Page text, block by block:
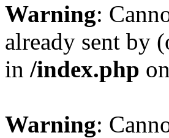
Warning:
already sent by
in /index.php
Warning: